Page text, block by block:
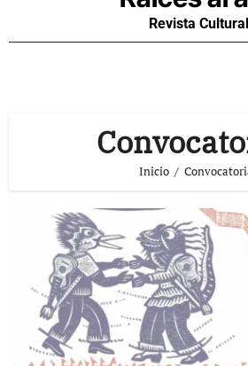
Revista Cultural
Inicio